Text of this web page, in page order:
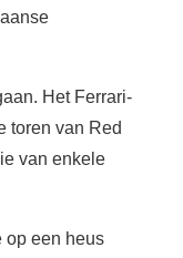
Het Ferrari-
toren van Red
van enkele
op een heus